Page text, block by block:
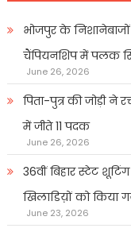
भोजपुर के निशानेबाजों
चैंपियनशिप में पलक
June 26, 2026
पिता-पुत्र की जोड़ी ने
में जीते 11 पदक
June 26, 2026
36वीं बिहार स्टेट
खिलाडिय़ों को किया
June 23, 2026